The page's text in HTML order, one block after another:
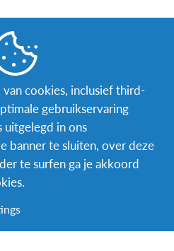
InstagramMessenger
buitenland
cookies, inclusief third-
gebruikservaring
uitgelegd in ons
banner te sluiten, over deze
te surfen ga je akkoord